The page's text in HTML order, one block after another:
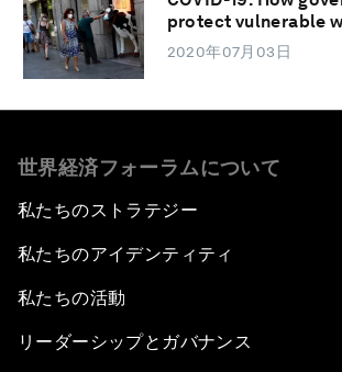
protect vulnerable
2020年07月03日
世界経済フォーラムについて
私たちのストラテジー
私たちのアイデンティティ
私たちの活動
リーダーシップとガバナンス